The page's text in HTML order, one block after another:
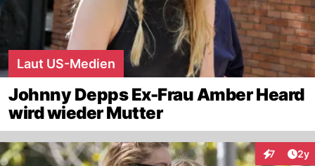
Laut US-Medien
Johnny Depps Ex-Frau Amber Heard
wird wieder Mutter
7 2y